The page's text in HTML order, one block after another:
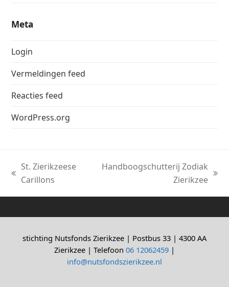
Meta
Login
Vermeldingen feed
Reacties feed
WordPress.org
previous
St. Zierikzeese
Carillons
Handboogschutterij Zodiak
Zierikzee
stichting Nutsfonds Zierikzee | Postbus 33 | 4300 AA
Zierikzee | Telefoon 06 12062459 |
info@nutsfondszierikzee.nl